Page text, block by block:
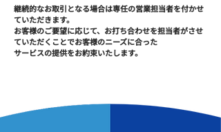
継続的なお取引となる場合は専任の営業担当者を付かせ
ていただきます。
お客様のご要望に応じて、お打ち合わせを担当者がさせ
ていただくことでお客様のニーズに合った
サービスの提供をお約束いたします。